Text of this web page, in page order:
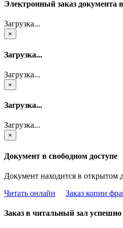
Электронный заказ документа
Загрузка...
×
Загрузка...
Загрузка...
×
Загрузка...
Загрузка...
×
Документ в свободном доступе
Документ находится в открытом
Читать онлайн
Заказ копии
Заказ в читальный зал